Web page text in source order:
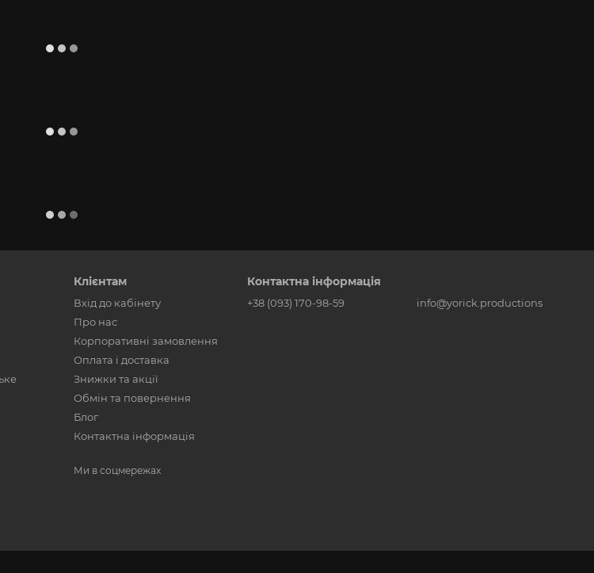
Клієнтам
Вхід до кабінету
Про нас
Корпоративні замовлення
Оплата і доставка
Знижки та акції
Обмін та повернення
Блог
Контактна інформація
Ми в соцмережах
Контактна інформація
+38 (093) 170-98-59 info@yorick.productions